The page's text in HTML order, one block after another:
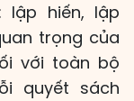
lập hiến, lập
trọng của
với toàn bộ
quyết sách